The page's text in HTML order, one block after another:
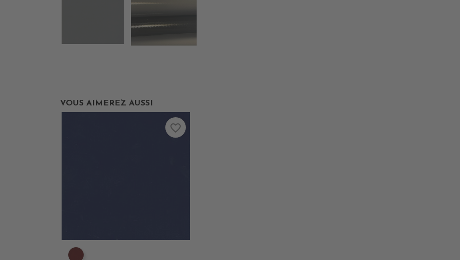
VOUS AIMEREZ AUSSI
PE0630 BORDEAUX suppr
favorite_border